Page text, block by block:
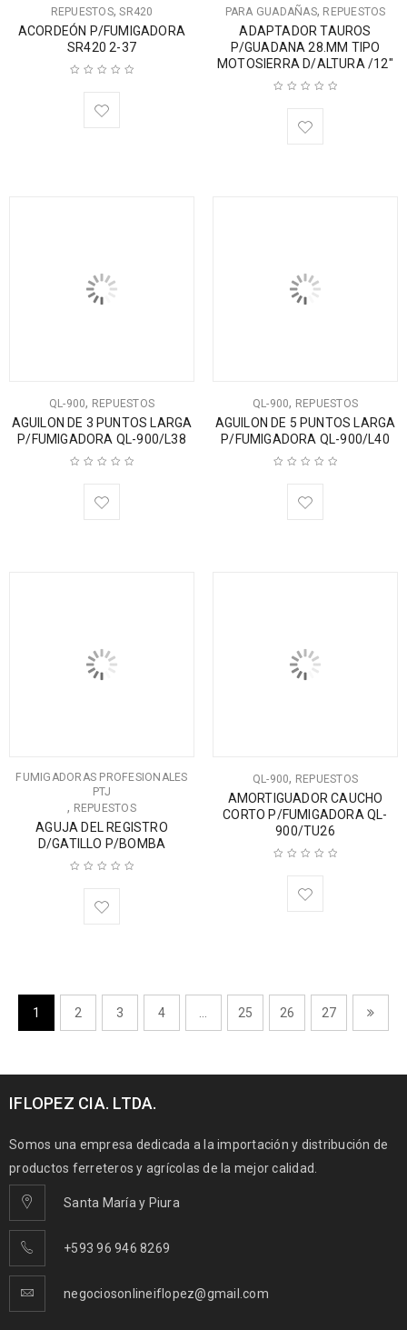
REPUESTOS,SR420
ACORDEÓN P/FUMIGADORA
SR420 2-37
PARA GUADAÑAS, REPUESTOS
ADAPTADOR TAUROS
P/GUADANA 28.MM TIPO
MOTOSIERRA D/ALTURA /12″
QL-900, REPUESTOS
AGUILON DE 3 PUNTOS LARGA
P/FUMIGADORA QL-900/L38
QL-900, REPUESTOS
AGUILON DE 5 PUNTOS LARGA
P/FUMIGADORA QL-900/L40
FUMIGADORAS PROFESIONALES
PTJ
, REPUESTOS
AGUJA DEL REGISTRO
D/GATILLO P/BOMBA
QL-900, REPUESTOS
AMORTIGUADOR CAUCHO
CORTO P/FUMIGADORA QL-
900/TU26
1 2 3 4 … 25 26 27
IFLOPEZ CIA. LTDA.
Somos una empresa dedicada a la importación y distribución de
productos ferreteros y agrícolas de la mejor calidad.
Santa María y Piura
+593 96 946 8269
negociosonlineiflopez@gmail.com